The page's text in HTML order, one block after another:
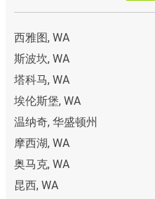
西雅图, WA
斯波坎, WA
塔科马, WA
埃伦斯堡, WA
温纳奇, 华盛顿州
摩西湖, WA
奥马克, WA
昆西, WA